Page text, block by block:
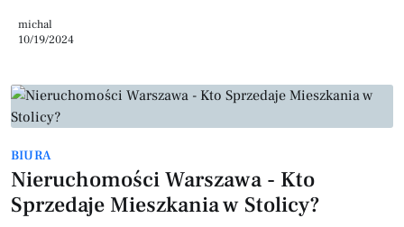
wykorzystać narzędzia do wyceny online.
michal
10/19/2024
BIURA
Nieruchomości Warszawa - Kto
Sprzedaje Mieszkania w Stolicy?